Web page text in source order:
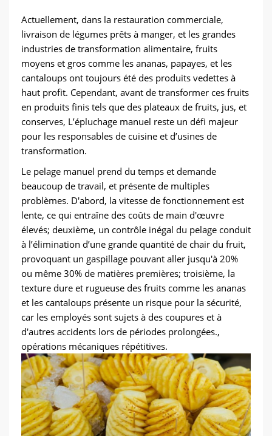
Actuellement, dans la restauration commerciale,
livraison de légumes prêts à manger, et les grandes
industries de transformation alimentaire, fruits
moyens et gros comme les ananas, papayes, et les
cantaloups ont toujours été des produits vedettes à
haut profit. Cependant, avant de transformer ces fruits
en produits finis tels que des plateaux de fruits, jus, et
conserves, L’épluchage manuel reste un défi majeur
pour les responsables de cuisine et d’usines de
transformation.
Le pelage manuel prend du temps et demande
beaucoup de travail, et présente de multiples
problèmes. D'abord, la vitesse de fonctionnement est
lente, ce qui entraîne des coûts de main d'œuvre
élevés; deuxième, un contrôle inégal du pelage conduit
à l’élimination d’une grande quantité de chair du fruit,
provoquant un gaspillage pouvant aller jusqu'à 20%
ou même 30% de matières premières; troisième, la
texture dure et rugueuse des fruits comme les ananas
et les cantaloups présente un risque pour la sécurité,
car les employés sont sujets à des coupures et à
d'autres accidents lors de périodes prolongées.,
opérations mécaniques répétitives.